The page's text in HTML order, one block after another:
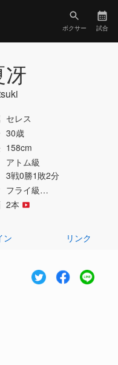
ボクサー 試合
冴
セレス
30歳
158cm
アトム級
3戦0勝1敗2分
フライ級…
2本
ン リンク